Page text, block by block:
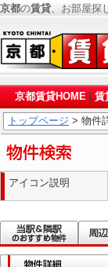
京都の賃貸、お部屋探
京都賃貸HOME 賃
トップページ > 物件
アイコン説明